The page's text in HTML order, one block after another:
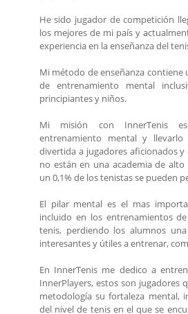
He sido jugador de competición
los mejores de mi país y
experiencia en la enseñanza del
Mi método de enseñanza
de entrenamiento mental
principiantes y niños.
Mi misión con InnerTenis
entrenamiento mental y
divertida a jugadores aficionados
no están en una academia de alto
un 0,1% de los tenistas se pueden
El pilar mental es el mas
incluido en los entrenamientos
tenis, perdiendo los alumnos
interesantes y útiles a entrenar,
En InnerTenis me dedico a
InnerPlayers, estos son jugadores
metodología su fortaleza mental,
del nivel de tenis en el que se